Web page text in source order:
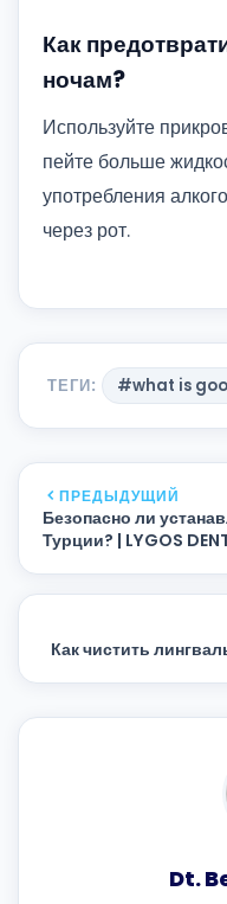
Как
ночам?
Используйте
пейте больше
употребления
через рот.
ТЕГИ: #what is
ПРЕДЫДУЩИЙ
Безопасно ли
Турции? | LYGOS
Как чистить
Dt.